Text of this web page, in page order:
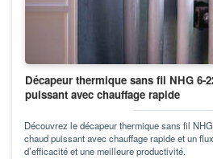
Décapeur thermique sans fil NHG 6-
puissant avec chauffage rapide
Découvrez le décapeur thermique sans fil
chaud puissant avec chauffage rapide et un
d’efficacité et une meilleure productivité.